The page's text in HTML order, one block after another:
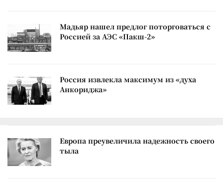
Мадьяр нашел предлог поторговаться с
Россией за АЭС «Пакш-2»
Россия извлекла максимум из «духа
Анкориджа»
Европа преувеличила надежность своего
тыла